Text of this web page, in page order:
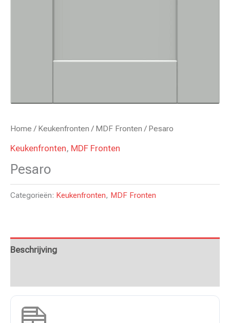
Home / Keukenfronten / MDF Fronten / Pesaro
Keukenfronten, MDF Fronten
Pesaro
Categorieën: Keukenfronten, MDF Fronten
Beschrijving